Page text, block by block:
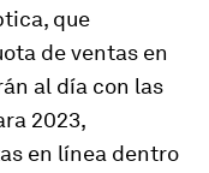
que
de ventas en
al día con las
2023,
en línea dentro